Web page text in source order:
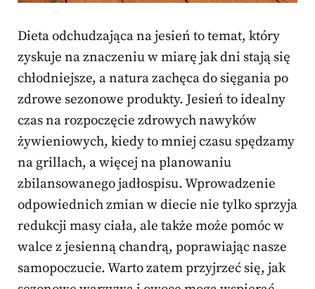
Dieta odchudzająca na jesień to temat, który
zyskuje na znaczeniu w miarę jak dni stają się
chłodniejsze, a natura zachęca do sięgania po
zdrowe sezonowe produkty. Jesień to idealny
czas na rozpoczęcie zdrowych nawyków
żywieniowych, kiedy to mniej czasu spędzamy
na grillach, a więcej na planowaniu
zbilansowanego jadłospisu. Wprowadzenie
odpowiednich zmian w diecie nie tylko sprzyja
redukcji masy ciała, ale także może pomóc w
walce z jesienną chandrą, poprawiając nasze
samopoczucie. Warto zatem przyjrzeć się, jak